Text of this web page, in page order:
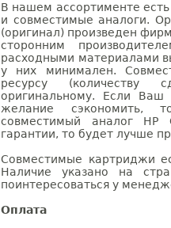
В нашем ассортименте
и совместимые аналоги.
(оригинал) произведен
сторонним
расходными материалами
у них минимален.
ресурсу (количеству
оригинальному. Если
желание сэкономить,
совместимый аналог
гарантии, то будет лучше
Совместимые картриджи
Наличие указано на
поинтересоваться у
Оплата